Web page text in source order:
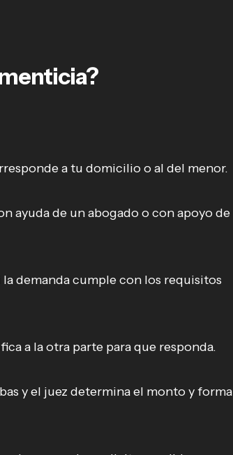
a tu domicilio o al del menor.
ayuda de un abogado o con apoyo de
la demanda cumple con los requisitos
a la otra parte para que responda.
y el juez determina el monto y forma